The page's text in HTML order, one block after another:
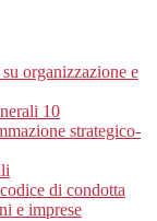
organizzazione e
10
strategico-
di condotta
e imprese